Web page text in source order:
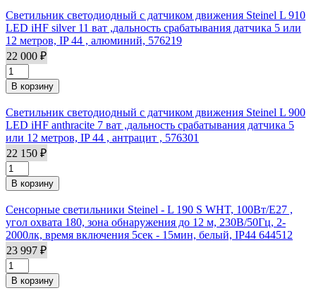
Светильник светодиодный с датчиком движения Steinel L 910
LED iHF silver 11 ват ,дальность срабатывания датчика 5 или
12 метров, IP 44 , алюминий, 576219
22 000 ₽
Светильник светодиодный с датчиком движения Steinel L 900
LED iHF anthracite 7 ват ,дальность срабатывания датчика 5
или 12 метров, IP 44 , антрацит , 576301
22 150 ₽
Сенсорные светильники Steinel - L 190 S WHT, 100Вт/E27 ,
угол охвата 180, зона обнаружения до 12 м, 230В/50Гц, 2-
2000лк, время включения 5сек - 15мин, белый, IP44 644512
23 997 ₽